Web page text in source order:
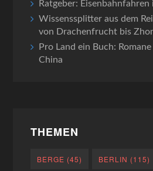
Ratgeber: Eisenbahnfahren
Wissenssplitter aus dem
von Drachenfrucht bis
Pro Land ein Buch:
China
THEMEN
BERGE (45) BERLIN (115)